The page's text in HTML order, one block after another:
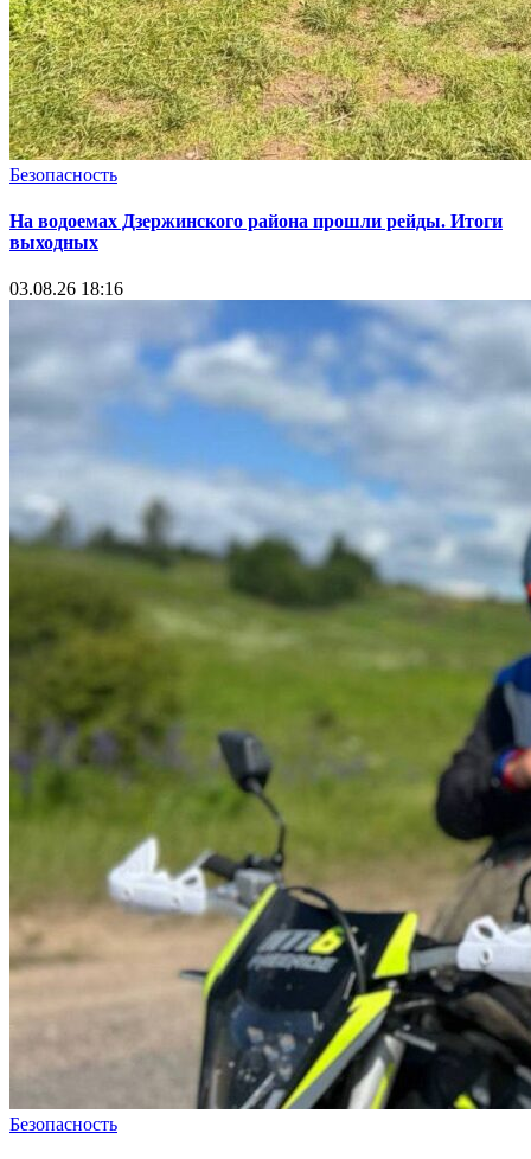
Безопасность
На водоемах Дзержинского района прошли рейды. Итоги
выходных
03.08.26 18:16
Безопасность